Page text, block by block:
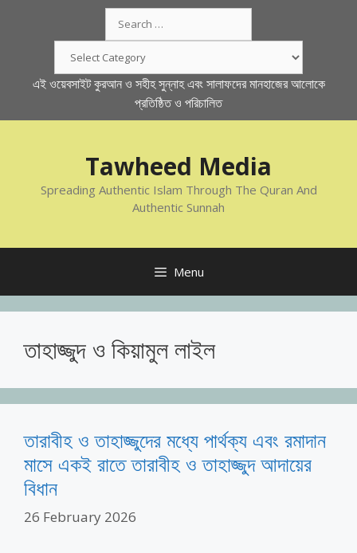
for:
এই ওয়েবসাইট কুরআন ও সহীহ সুন্নাহ এবং সালাফদের মানহাজের আলোকে
প্রতিষ্ঠিত ও পরিচালিত
Tawheed Media
Spreading Authentic Islam Through The Quran And
Authentic Sunnah
Menu
তাহাজ্জুদ ও কিয়ামুল লাইল
তারাবীহ ও তাহাজ্জুদের মধ্যে পার্থক্য এবং রমাদান
মাসে একই রাতে তারাবীহ ও তাহাজ্জুদ আদায়ের
বিধান
26 February 2026